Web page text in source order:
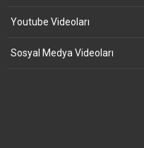
Youtube Videoları
Sosyal Medya Videoları